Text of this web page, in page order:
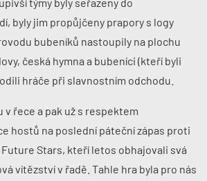
byly jim propůjčeny prapory s logy
bubeníků nastoupily na plochu
česká hymna a bubeníci (kteří byli
hráče při slavnostním odchodu.
v řece a pak už s respektem
hostů na poslední páteční zápas proti
Future Stars, kteří letos obhajovali svá
vítězství v řadě. Tahle hra byla pro nás